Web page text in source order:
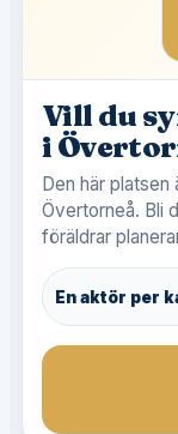
Vill du
i
Den här
Övertorneå. Bli
föräldrar
En aktör per